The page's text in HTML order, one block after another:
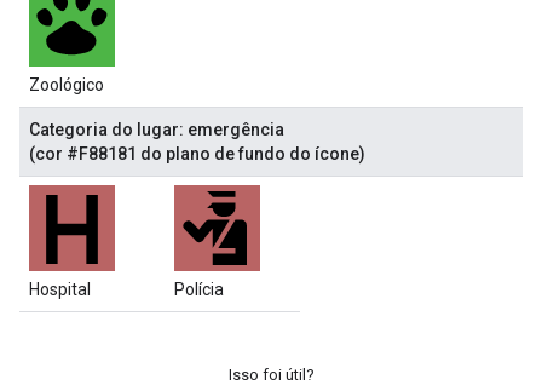
Zoológico
Categoria do lugar: emergência
(cor #F88181 do plano de fundo do ícone)
Hospital Polícia
Isso foi útil?